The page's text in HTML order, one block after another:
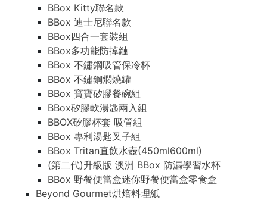
BBox Kitty聯名款
BBox 迪士尼聯名款
BBox四合一套裝組
BBox多功能防掉鏈
BBox 不鏽鋼吸管保冷杯
BBox 不鏽鋼燜燒罐
BBox 寶寶矽膠餐碗組
BBox矽膠軟湯匙兩入組
BBOX矽膠杯套 吸管組
BBox 專利湯匙叉子組
BBox Tritan直飲水壺(450ml600ml)
(第二代)升級版 澳洲 BBox 防漏學習水杯
BBox 野餐便當盒迷你野餐便當盒零食盒
Beyond Gourmet烘焙料理紙